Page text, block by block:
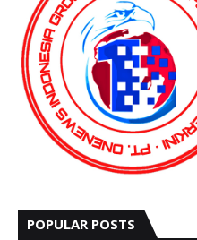
POPULAR POSTS